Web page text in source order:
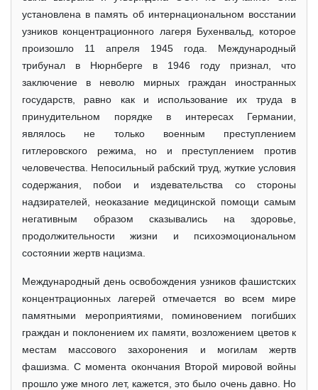
установлена в память об интернациональном восстании
узников концентрационного лагеря Бухенвальд, которое
произошло 11 апреля 1945 года. Международный
трибунал в Нюрнберге в 1946 году признал, что
заключение в неволю мирных граждан иностранных
государств, равно как и использование их труда в
принудительном порядке в интересах Германии,
являлось не только военным преступлением
гитлеровского режима, но и преступлением против
человечества. Непосильный рабский труд, жуткие условия
содержания, побои и издевательства со стороны
надзирателей, неоказание медицинской помощи самым
негативным образом сказывались на здоровье,
продолжительности жизни и психоэмоциональном
состоянии жертв нацизма.
Международный день освобождения узников фашистских
концентрационных лагерей отмечается во всем мире
памятными мероприятиями, поминовением погибших
граждан и поклонением их памяти, возложением цветов к
местам массового захоронения и могилам жертв
фашизма. С момента окончания Второй мировой войны
прошло уже много лет, кажется, это было очень давно. Но